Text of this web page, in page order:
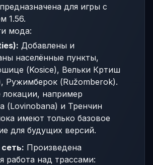
для игры с
1.56.
мода:
Добавлены и
населённые пункты,
(Kosice), Вельки Кртиш
Ружимберок (Ružomberok).
например
(Lovinobana) и Тренчин
имеют только базовое
для будущих версий.
Произведена
работа над трассами: